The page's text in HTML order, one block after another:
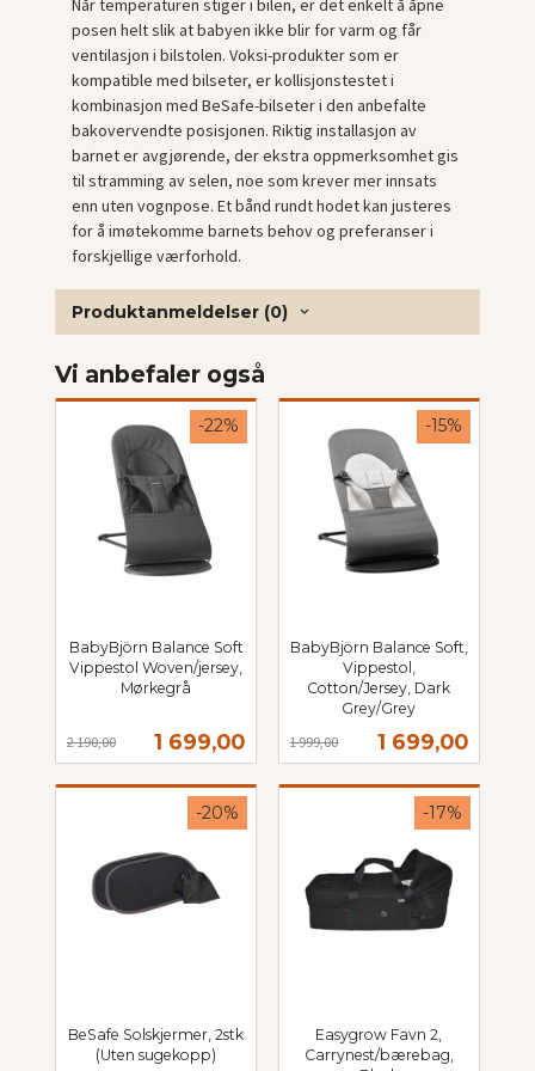
Når temperaturen stiger i bilen, er det enkelt å åpne
posen helt slik at babyen ikke blir for varm og får
ventilasjon i bilstolen. Voksi-produkter som er
kompatible med bilseter, er kollisjonstestet i
kombinasjon med BeSafe-bilseter i den anbefalte
bakovervendte posisjonen. Riktig installasjon av
barnet er avgjørende, der ekstra oppmerksomhet gis
til stramming av selen, noe som krever mer innsats
enn uten vognpose. Et bånd rundt hodet kan justeres
for å imøtekomme barnets behov og preferanser i
forskjellige værforhold.
Produktanmeldelser (0)
Vi anbefaler også
BabyBjörn Balance Soft
Vippestol Woven/jersey,
Mørkegrå
Tilbud
1 699,00
2 190,00
-22%
BabyBjörn Balance Soft,
Vippestol,
Cotton/Jersey, Dark
Grey/Grey
Tilbud
1 699,00
1 999,00
-15%
mva.
BeSafe Solskjermer, 2stk
(Uten sugekopp)
-20%
Easygrow Favn 2,
Carrynest/bærebag,
-17%